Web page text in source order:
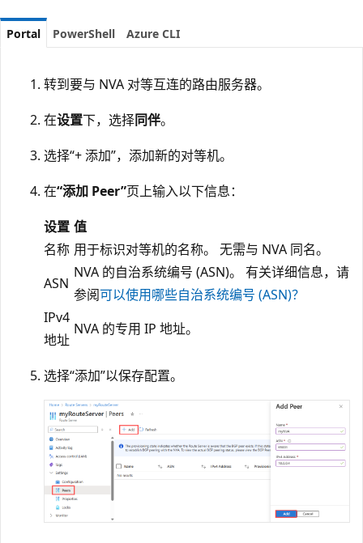
Portal PowerShell Azure CLI
转到要与 NVA 对等互连的路由服务器。
在设置下，选择同伴。
选择“+ 添加”，添加新的对等机。
在“添加 Peer”页上输入以下信息：
设置 值
名称 用于标识对等机的名称。 无需与 NVA 同名。
ASN
NVA 的自治系统编号 (ASN)。 有关详细信息，请
参阅可以使用哪些自治系统编号 (ASN)？
IPv4
地址
NVA 的专用 IP 地址。
选择“添加”以保存配置。